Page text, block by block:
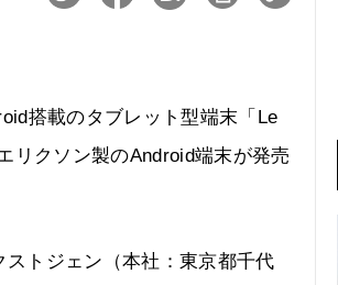
搭載のタブレット型端末「Le
リクソン製のAndroid端末が発売
トジェン（本社：東京都千代